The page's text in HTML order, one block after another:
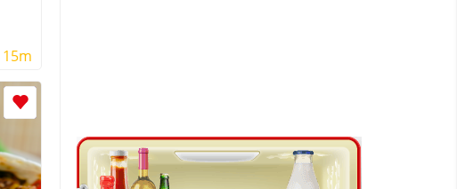
15m